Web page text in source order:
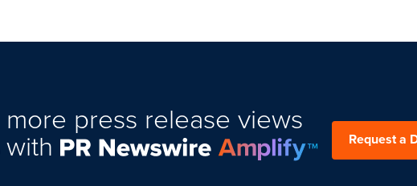
more press release views
with Request a